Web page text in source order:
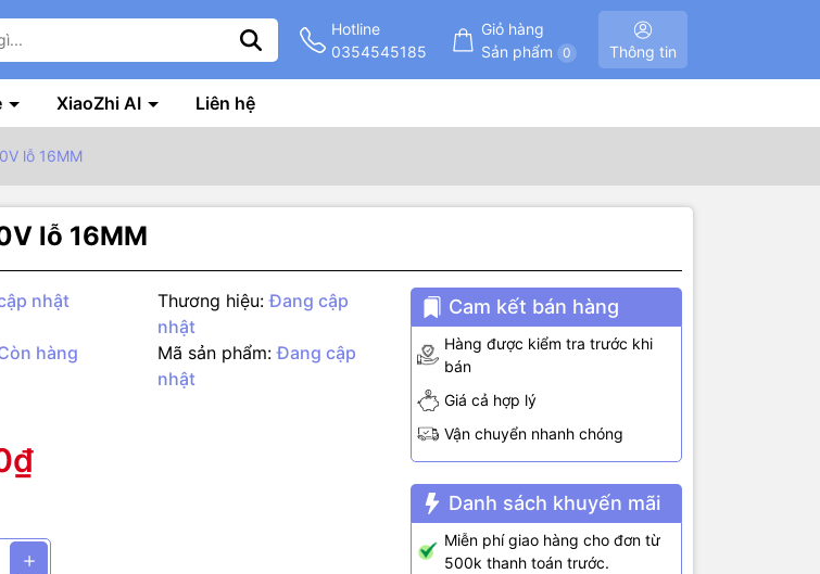
Hotline
0354545185
Giỏ hàng
Sản phẩm
0 Thông tin
XiaoZhi AI Liên hệ
lỗ 16MM
lỗ 16MM
nhật Thương hiệu: Đang cập
nhật
hàng Mã sản phẩm: Đang cập
nhật
Cam kết bán hàng
Hàng được kiểm tra trước khi
bán
Giá cả hợp lý
Vận chuyển nhanh chóng
Danh sách khuyến mãi
Miễn phí giao hàng cho đơn từ
500k thanh toán trước.
đặt).
hoặc 220V (tùy loại).